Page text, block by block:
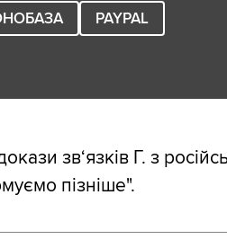
PAYPAL
зв‘язків Г. з
пізніше".